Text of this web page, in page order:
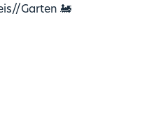
Garten 🚂